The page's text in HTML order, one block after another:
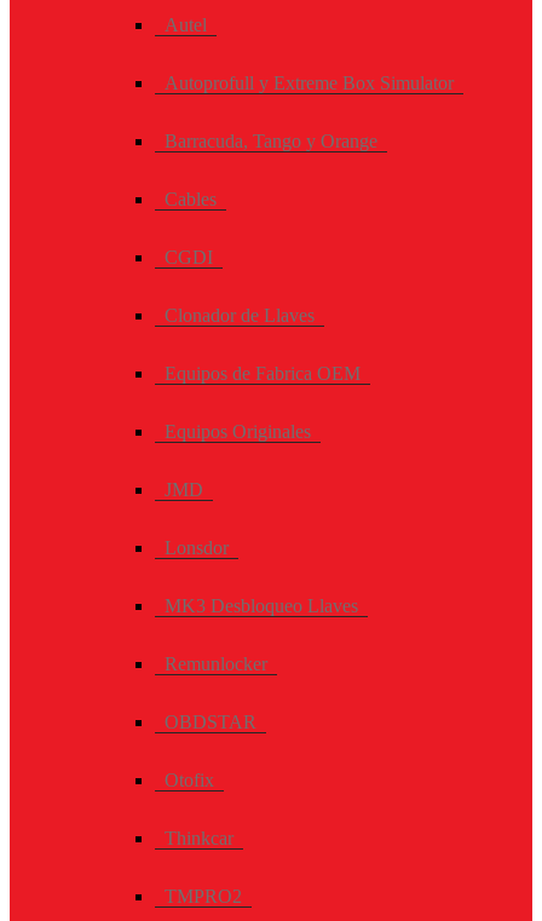
Autel
Autoprofull y Extreme Box Simulator
Barracuda, Tango y Orange
Cables
CGDI
Clonador de Llaves
Equipos de Fabrica OEM
Equipos Originales
JMD
Lonsdor
MK3 Desbloqueo Llaves
Remunlocker
OBDSTAR
Otofix
Thinkcar
TMPRO2